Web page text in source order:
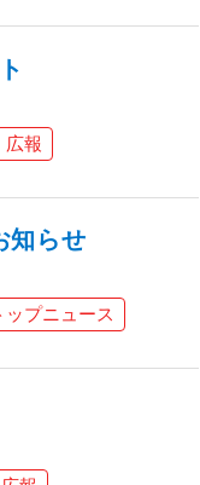
広報
知らせ
ップニュース